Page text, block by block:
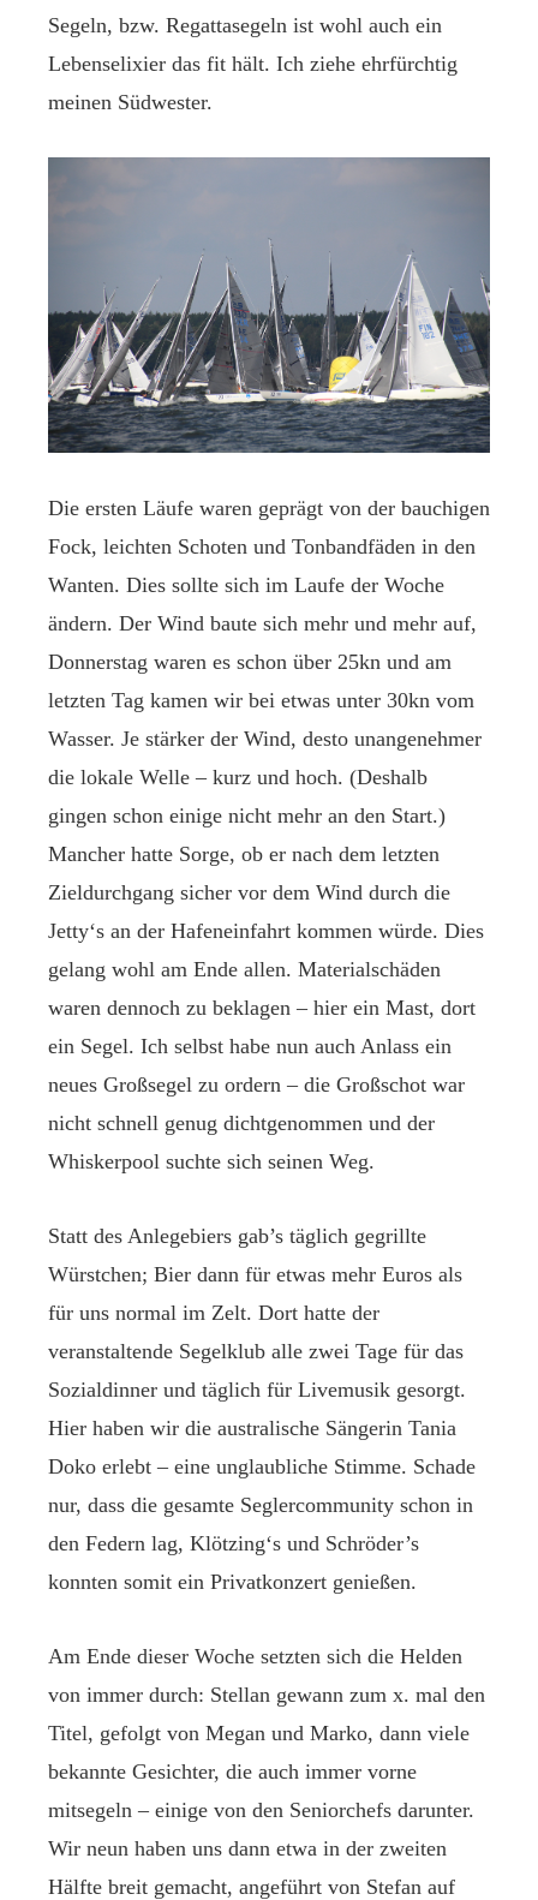
Segeln, bzw. Regattasegeln ist wohl auch ein
Lebenselixier das fit hält. Ich ziehe ehrfürchtig
meinen Südwester.
Die ersten Läufe waren geprägt von der bauchigen
Fock, leichten Schoten und Tonbandfäden in den
Wanten. Dies sollte sich im Laufe der Woche
ändern. Der Wind baute sich mehr und mehr auf,
Donnerstag waren es schon über 25kn und am
letzten Tag kamen wir bei etwas unter 30kn vom
Wasser. Je stärker der Wind, desto unangenehmer
die lokale Welle – kurz und hoch. (Deshalb
gingen schon einige nicht mehr an den Start.)
Mancher hatte Sorge, ob er nach dem letzten
Zieldurchgang sicher vor dem Wind durch die
Jetty‘s an der Hafeneinfahrt kommen würde. Dies
gelang wohl am Ende allen. Materialschäden
waren dennoch zu beklagen – hier ein Mast, dort
ein Segel. Ich selbst habe nun auch Anlass ein
neues Großsegel zu ordern – die Großschot war
nicht schnell genug dichtgenommen und der
Whiskerpool suchte sich seinen Weg.
Statt des Anlegebiers gab’s täglich gegrillte
Würstchen; Bier dann für etwas mehr Euros als
für uns normal im Zelt. Dort hatte der
veranstaltende Segelklub alle zwei Tage für das
Sozialdinner und täglich für Livemusik gesorgt.
Hier haben wir die australische Sängerin Tania
Doko erlebt – eine unglaubliche Stimme. Schade
nur, dass die gesamte Seglercommunity schon in
den Federn lag, Klötzing‘s und Schröder’s
konnten somit ein Privatkonzert genießen.
Am Ende dieser Woche setzten sich die Helden
von immer durch: Stellan gewann zum x. mal den
Titel, gefolgt von Megan und Marko, dann viele
bekannte Gesichter, die auch immer vorne
mitsegeln – einige von den Seniorchefs darunter.
Wir neun haben uns dann etwa in der zweiten
Hälfte breit gemacht, angeführt von Stefan auf